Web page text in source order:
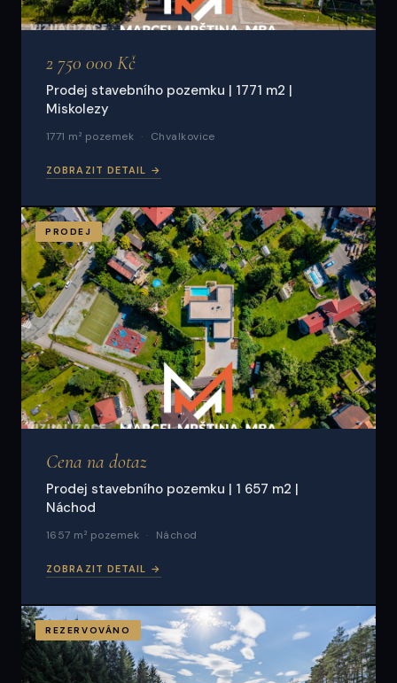
2 750 000 Kč
Prodej stavebního pozemku | 1771 m2 |
Miskolezy
1771 m² pozemek Chvalkovice
ZOBRAZIT DETAIL →
PRODEJ
Cena na dotaz
Prodej stavebního pozemku | 1 657 m2 |
Náchod
1657 m² pozemek Náchod
ZOBRAZIT DETAIL →
REZERVOVÁNO